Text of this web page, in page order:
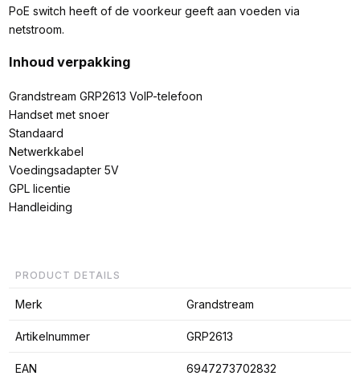
PoE switch heeft of de voorkeur geeft aan voeden via
netstroom.
Inhoud verpakking
Grandstream GRP2613 VoIP-telefoon
Handset met snoer
Standaard
Netwerkkabel
Voedingsadapter 5V
GPL licentie
Handleiding
PRODUCT DETAILS
Merk Grandstream
Artikelnummer GRP2613
EAN 6947273702832